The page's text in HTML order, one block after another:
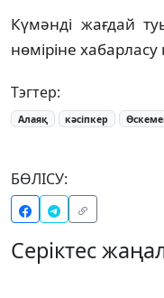
Күмәнді жағдай
нөміріне хабарласу
Тэгтер:
Алаяқ кәсіпкер
БӨЛІСУ:
Серіктес